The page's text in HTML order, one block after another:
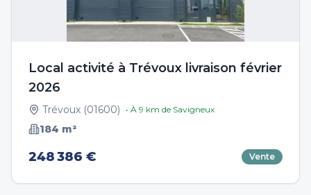
Local activité à Trévoux livraison février
2026
Trévoux (01600) • À 9 km de Savigneux
184 m²
248 386 € Vente